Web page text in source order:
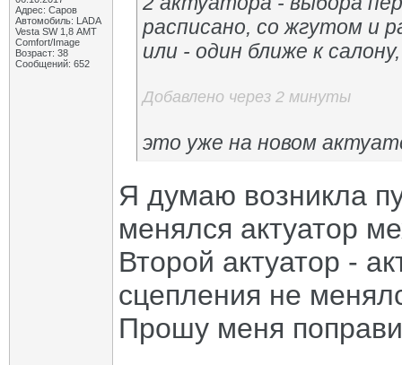
Адрес: Саров
Автомобиль: LADA
Vesta SW 1,8 АМТ
Comfort/Image
Возраст: 38
Сообщений: 652
расписано, со жгутом и
или - один ближе к
Добавлено через 2 минуты
это уже на новом
Я думаю возникла
менялся актуатор
Второй актуатор -
сцепления не
Прошу меня